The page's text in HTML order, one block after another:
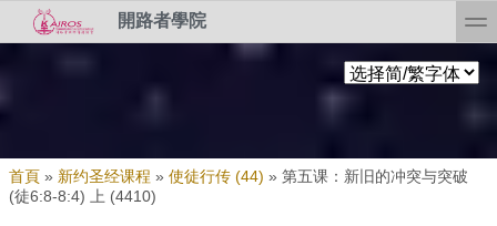
移至主內容
Skip to search
開路者學院
您在這裡
首頁 » 新约圣经课程 »使徒行传 (44) »第五课：新旧的冲突与突破
(徒6:8-8:4) 上 (4410)